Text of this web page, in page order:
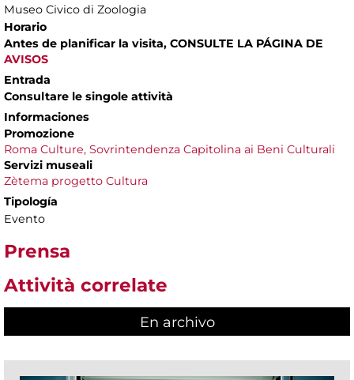
Museo Civico di Zoologia
Horario
Antes de planificar la visita, CONSULTE LA PÁGINA DE
AVISOS
Entrada
Consultare le singole attività
Informaciones
Promozione
Roma Culture, Sovrintendenza Capitolina ai Beni Culturali
Servizi museali
Zètema progetto Cultura
Tipología
Evento
Prensa
Attività correlate
En archivo